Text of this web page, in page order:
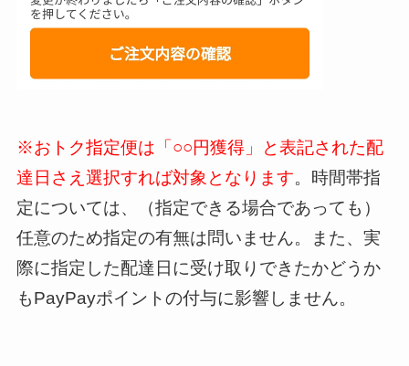
※おトク指定便は「○○円獲得」と表記された配
達日さえ選択すれば対象となります。時間帯指
定については、（指定できる場合であっても）
任意のため指定の有無は問いません。また、実
際に指定した配達日に受け取りできたかどうか
もPayPayポイントの付与に影響しません。